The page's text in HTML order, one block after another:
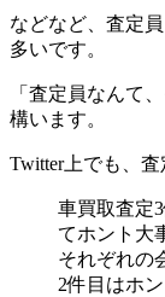
などなど、査定
多いです。
「査定員なんて
構います。
Twitter上でも、
車買取査定
てホント大
それぞれの
2件目はホ